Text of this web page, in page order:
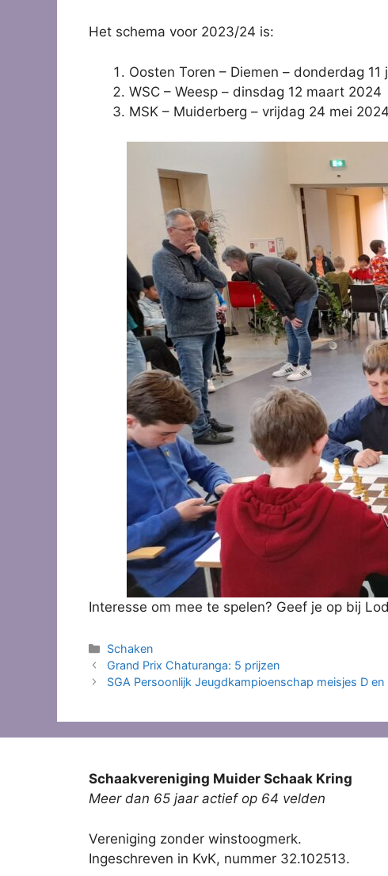
Het schema voor 2023/24 is:
Oosten Toren – Diemen – donderdag 11
WSC – Weesp – dinsdag 12 maart 2024
MSK – Muiderberg – vrijdag 24 mei 2024
Interesse om mee te spelen? Geef je op bij
Categorieën
Schaken
Grand Prix Chaturanga: 5 prijzen
SGA Persoonlijk Jeugdkampioenschap meisjes D en
Schaakvereniging Muider Schaak Kring
Meer dan 65 jaar actief op 64 velden
Vereniging zonder winstoogmerk.
Ingeschreven in KvK, nummer 32.102513.